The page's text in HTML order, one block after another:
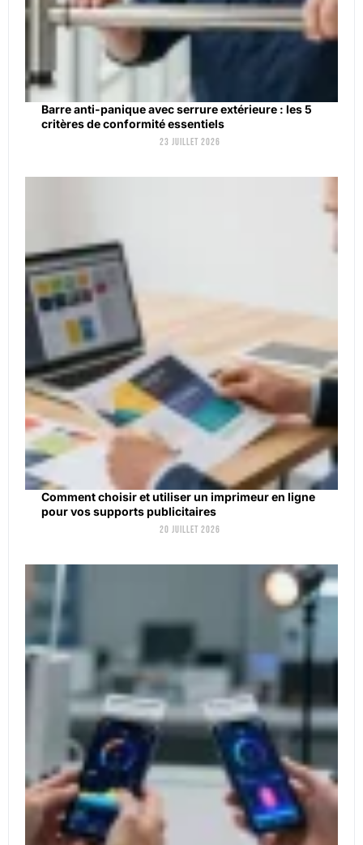
Barre anti-panique avec serrure extérieure : les 5
critères de conformité essentiels
23 juillet 2026
Comment choisir et utiliser un imprimeur en ligne
pour vos supports publicitaires
20 juillet 2026